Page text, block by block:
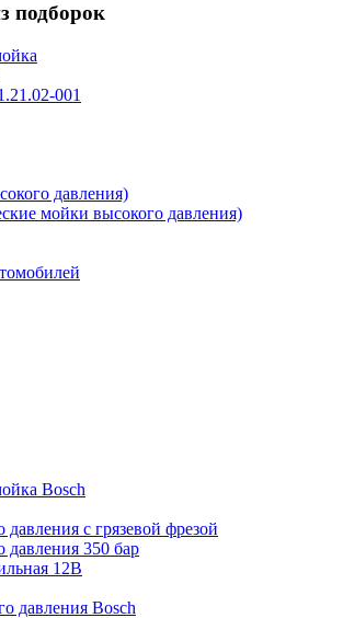
подборок
001
давления)
мойки высокого давления)
Bosch
с грязевой фрезой
350 бар
12В
давления Bosch